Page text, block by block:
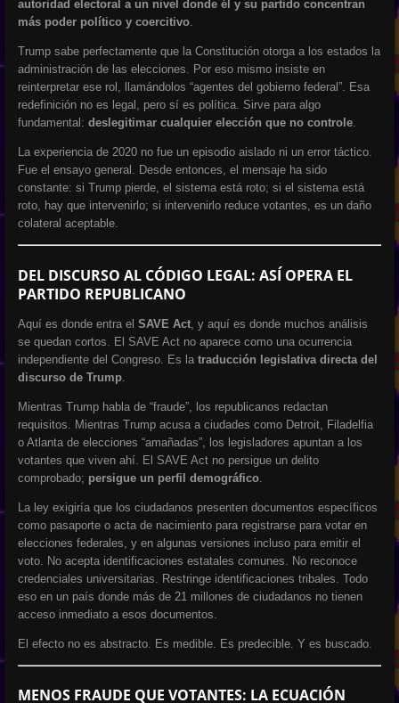
autoridad electoral a un nivel donde él y su partido concentran
más poder político y coercitivo
Trump sabe perfectamente que la Constitución otorga a los estados la
administración de las elecciones. Por eso mismo insiste en
reinterpretar ese rol, llamándolos “agentes del gobierno federal”. Esa
redefinición no es legal, pero sí es política. Sirve para algo
fundamental: deslegitimar cualquier elección que no controle
La experiencia de 2020 no fue un episodio aislado ni un error táctico.
Fue el ensayo general. Desde entonces, el mensaje ha sido
constante: si Trump pierde, el sistema está roto; si el sistema está
roto, hay que intervenirlo; si intervenirlo reduce votantes, es un daño
colateral aceptable.
DEL DISCURSO AL CÓDIGO LEGAL: ASÍ OPERA EL
PARTIDO REPUBLICANO
Aquí es donde entra el SAVE Act , y aquí es donde muchos análisis
se quedan cortos. El SAVE Act no aparece como una ocurrencia
independiente del Congreso. Es la traducción legislativa directa del
discurso de Trump
Mientras Trump habla de “fraude”, los republicanos redactan
requisitos. Mientras Trump acusa a ciudades como Detroit, Filadelfia
o Atlanta de elecciones “amañadas”, los legisladores apuntan a los
votantes que viven ahí. El SAVE Act no persigue un delito
comprobado; persigue un perfil demográfico
La ley exigiría que los ciudadanos presenten documentos específicos
como pasaporte o acta de nacimiento para registrarse para votar en
elecciones federales, y en algunas versiones incluso para emitir el
voto. No acepta identificaciones estatales comunes. No reconoce
credenciales universitarias. Restringe identificaciones tribales. Todo
eso en un país donde más de 21 millones de ciudadanos no tienen
acceso inmediato a esos documentos.
El efecto no es abstracto. Es medible. Es predecible. Y es buscado.
MENOS FRAUDE QUE VOTANTES: LA ECUACIÓN